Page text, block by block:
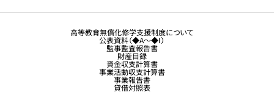
観光業界 進学ガイドブック
高等教育無償化修学支援制度について
公表資料（◆A～◆I）
監事監査報告書
財産目録
資金収支計算書
事業活動収支計算書
事業報告書
貸借対照表